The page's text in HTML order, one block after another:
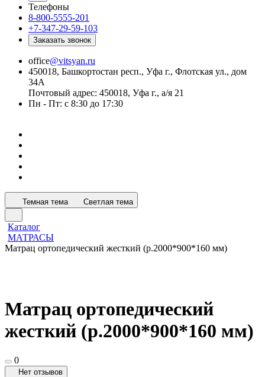
Телефоны
8-800-5555-201
+7-347-29-59-103
Заказать звонок
office@vitsyan.ru
450018, Башкортостан респ., Уфа г., Флотская ул., дом
34А
Почтовый адрес: 450018, Уфа г., а/я 21
Пн - Пт: с 8:30 до 17:30
Темная тема Светлая тема
Каталог
МАТРАСЫ
Матрац ортопедический жесткий (р.2000*900*160 мм)
Матрац ортопедический
жесткий (р.2000*900*160 мм)
0
Нет отзывов